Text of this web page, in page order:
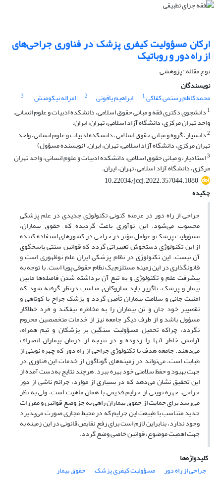
ارکان مسؤولیت کیفری پزشک در فناوری جراحی‌های
از راه دور و روباتیک
نوع مقاله : پژوهشی
نویسندگان
محمدکاظم رستمی کفاکی1 ابراهیم یاقوتی 2 امراله نیکومنش
3
1 دانشجوی دکتری فقه و مبانی حقوق اسلامی، دانشکده ادبیات و علوم انسانی،
واحد تهران مرکزی، دانشگاه آزاد اسلامی، تهران، ایران.
2دانشیار، گروه و مبانی حقوق اسلامی، دانشکده ادبیات و علوم انسانی، واحد
تهران مرکزی، دانشگاه آزاد اسلامی، تهران، ایران. (نویسنده مسؤول)
3استادیار، و مبانی حقوق اسلامی، دانشکده ادبیات و علوم انسانی، واحد تهران
مرکزی، دانشگاه آزاد اسلامی، تهران، ایران.
10.22034/jccj.2022.357044.1080
چکیده
جراحی از راه دور در عرصه کنونی تکنولوژی جدیدی در علم پزشکی
محسوب می‌شود. این نوآوری باعث گردیده که حقوق بیماران،
مسؤولیت پزشک و عوامل مؤثر در جراحی در کشورهای استفاده کننده
از این تکنولوژی دستخوش تغییراتی گردد که قوانین سنتی پاسخگوی
آن نیست. این تکنولوژی در نظام پزشکی ایران علم نوظهوری است و
قانونگذاری در این زمینه مستلزم یک نظام حقوقی پویا است. با توجه به
پیشرفت علم و تکنولوژی و به تبع آن برداشته شدن فاصله‌ها مابین
بیمار و پزشک، ناگزیر باید سازوکاری مناسب درنظر گرفته شود که
امنیت جانی و سلامت بیماران تأمین گردد و پزشک جراح با کوتاهی و
تقصییر خود جان و تن بیماران را به مخاطره نیفکند و فرد خطاکار
مسؤول باشد و از طرف دیگر جامعه نیز از خدمات متخصصین محروم
نگردد، چراکه تحمیل مسؤولیت سنگین بر پزشکان و تیم همراه،
آرامش خاطر آنها را زدوده و در نتیجه از درمان بیماران انصراف
می‌دهند. جامعه هدف با تکنولوژی جراحی از راه دور که چهره نوینی از
طبابت است، می‌تواند در زمینه‌های گوناگون از خدمات این فناوری در
جهت بهبود و حفظ سلامتی خود بهره ببرد. هرچند نتایج به‌دست آمده از
این تحقیق نشان می‌دهد که در بسیاری از موارد، جرائم ناشی از دور
جراحی، چهره نوینی از جرایم قدیمی با همان ماهیت است، ولی به نظر
می‌رسد برای حمایت از حقوق بیماران راهی به جز وضع قوانین و مقررات
جدید متناسب با طبیعت این جرایم که در محیط مجازی صورت می‌پذیرد
وجود ندارد، بنابراین لازم است برای رفع نقایص قانونی در این زمینه به
جهت اهمیت موضوع، قوانین خاصی وضع گردد.
کلیدواژه‌ها
جراحی از راه دور
مسؤولیت کیفری پزشک حقوق بیمار